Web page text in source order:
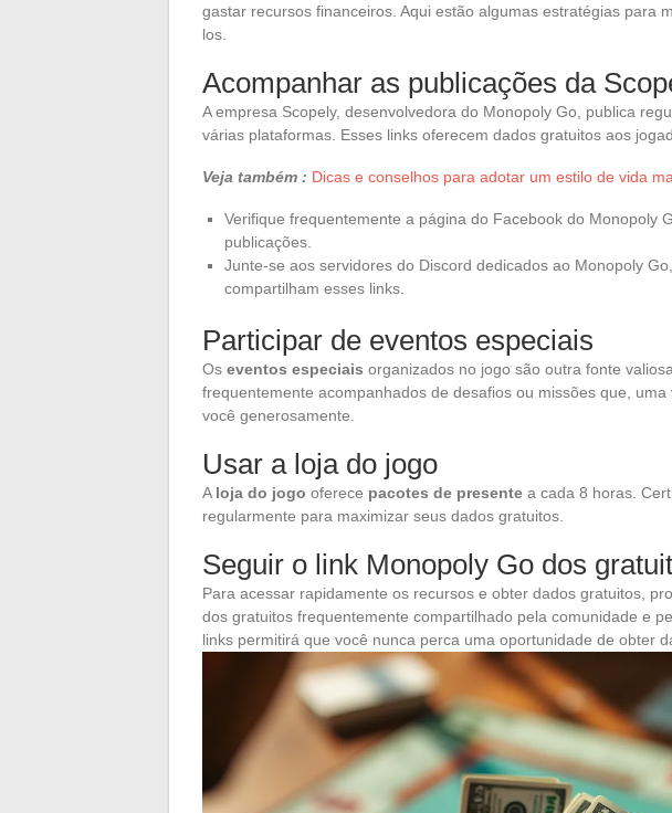
gastar recursos financeiros. Aqui estão algumas estratégias para
los.
Acompanhar as publicações da
A empresa Scopely, desenvolvedora do Monopoly Go, publica
várias plataformas. Esses links oferecem dados gratuitos aos
Veja também : Dicas e conselhos para adotar um estilo de vida
Verifique frequentemente a página do Facebook do Monopoly
publicações.
Junte-se aos servidores do Discord dedicados ao Monopoly
compartilham esses links.
Participar de eventos especiais
Os eventos especiais organizados no jogo são outra fonte
frequentemente acompanhados de desafios ou missões que,
você generosamente.
Usar a loja do jogo
A loja do jogo oferece pacotes de presente a cada 8 horas.
regularmente para maximizar seus dados gratuitos.
Seguir o link Monopoly Go dos
Para acessar rapidamente os recursos e obter dados gratuitos,
dos gratuitos frequentemente compartilhado pela comunidade e
links permitirá que você nunca perca uma oportunidade de obter